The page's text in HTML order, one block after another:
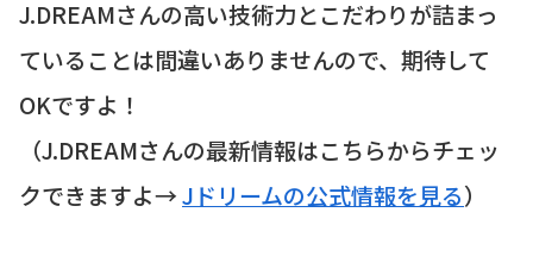
J.DREAMさんの高い技術力とこだわりが詰まっ
ていることは間違いありませんので、期待して
OKですよ！
（J.DREAMさんの最新情報はこちらからチェッ
クできますよ→Jドリームの公式情報を見る）